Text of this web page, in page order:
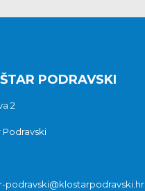
PODRAVSKI
2
Podravski
podravski@klostarpodravski.hr